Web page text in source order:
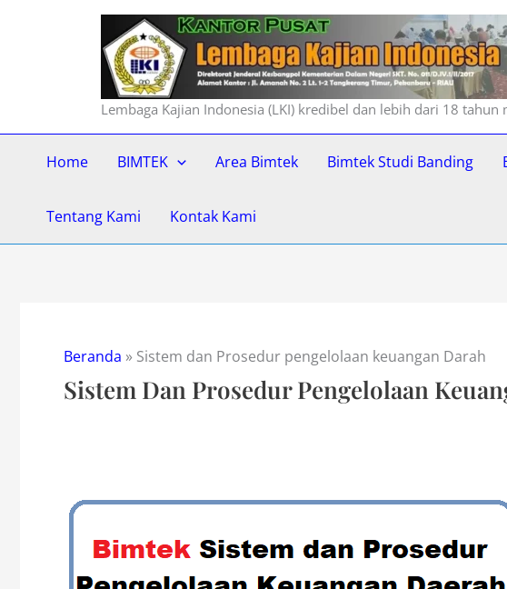
Lembaga Kajian Indonesia (LKI) kredibel dan lebih dari 18
Home BIMTEK Area Bimtek Bimtek Studi Banding
Tentang Kami Kontak Kami
Beranda » Sistem dan Prosedur pengelolaan keuangan Darah
Sistem Dan Prosedur Pengelolaan